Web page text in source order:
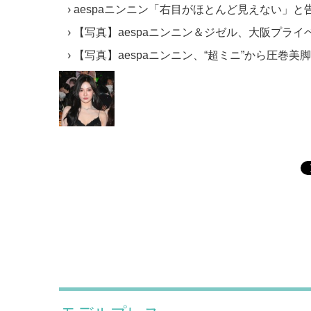
aespaニンニン「右目がほとんど見えない」と
【写真】aespaニンニン＆ジゼル、大阪プライ
【写真】aespaニンニン、“超ミニ”から圧巻美